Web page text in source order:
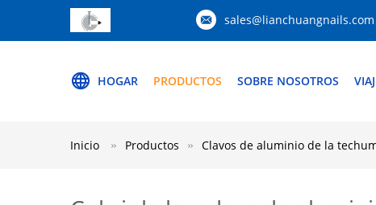
sales@lianchuangnails.com
HOGAR PRODUCTOS SOBRE NOSOTROS
Inicio Productos Clavos de aluminio de la